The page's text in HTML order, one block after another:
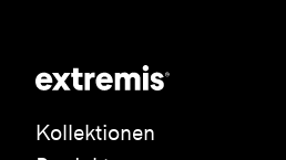
Kollektionen